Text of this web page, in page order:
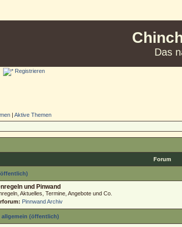
Das
Registrieren
| Aktive Themen
Forum
und Pinwand
Aktuelles, Termine, Angebote und Co.
Pinnwand Archiv
allgemein (öffentlich)